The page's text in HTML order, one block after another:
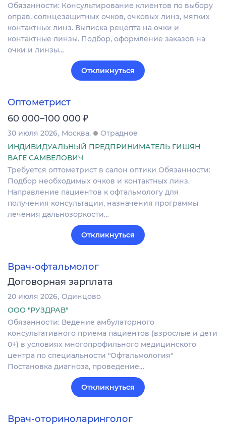
Обязанности: Консультирование клиентов по выбору
оправ, солнцезащитных очков, очковых линз, мягких
контактных линз. Выписка рецепта на очки и
контактные линзы. Подбор, оформление заказов на
очки и линзы…
Откликнуться
Оптометрист
60 000–100 000 ₽
30 июля 2026 Москва
Отрадное
ИНДИВИДУАЛЬНЫЙ ПРЕДПРИНИМАТЕЛЬ ГИШЯН
ВАГЕ САМВЕЛОВИЧ
Требуется оптометрист в салон оптики Обязанности:
Подбор необходимых очков и контактных линз.
Направление пациентов к офтальмологу для
получения консультации, назначения программы
лечения дальнозоркости…
Откликнуться
Врач-офтальмолог
Договорная зарплата
20 июля 2026 Одинцово
ООО "РУЗДРАВ"
Обязанности: Ведение амбулаторного
консультативного приема пациентов (взрослые и дети
0+) в условиях многопрофильного медицинского
центра по специальности "Офтальмология"
Постановка диагноза‚ проведение…
Откликнуться
Врач-оториноларинголог